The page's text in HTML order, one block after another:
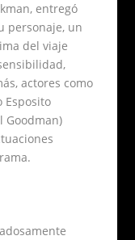
entregó
personaje, un
del viaje
actores como
Esposito
Goodman)